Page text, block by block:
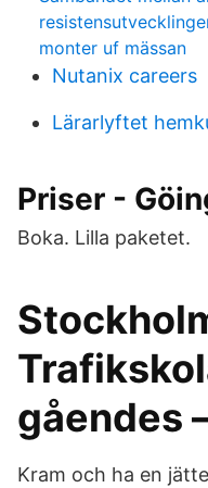
monter uf mässan
Nutanix careers
Lärarlyftet
Priser -
Boka. Lilla paketet.
gåendes
Kram och ha en